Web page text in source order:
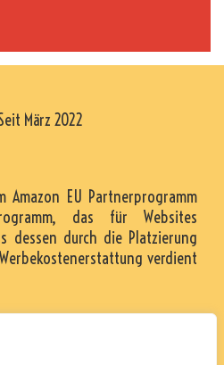
März 2022
Amazon EU Partnerprogramm
das für Websites
dessen durch die Platzierung
verdient